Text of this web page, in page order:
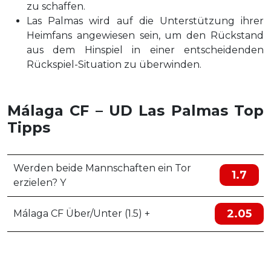
zu schaffen.
Las Palmas wird auf die Unterstützung ihrer
Heimfans angewiesen sein, um den Rückstand
aus dem Hinspiel in einer entscheidenden
Rückspiel-Situation zu überwinden.
Málaga CF – UD Las Palmas Top
Tipps
Werden beide Mannschaften ein Tor
erzielen? Y
1.7
Málaga CF Über/Unter (1.5) + 2.05